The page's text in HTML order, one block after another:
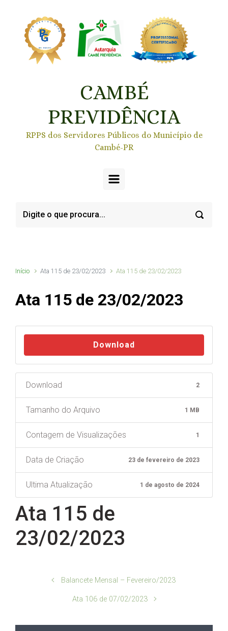
CAMBÉ
PREVIDÊNCIA
RPPS dos Servidores Públicos do Município de
Cambé-PR
Início Ata 115 de 23/02/2023 Ata 115 de 23/02/2023
Ata 115 de 23/02/2023
Download
Download 2
Tamanho do Arquivo 1 MB
Contagem de Visualizações 1
Data de Criação 23 de fevereiro de 2023
Ultima Atualização 1 de agosto de 2024
Ata 115 de
23/02/2023
Balancete Mensal – Fevereiro/2023
Ata 106 de 07/02/2023